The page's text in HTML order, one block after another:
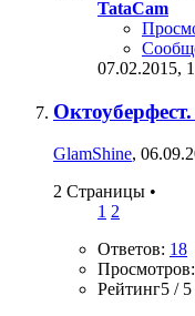
TataCam
07.02.2015,
GlamShine,
2 Страницы •
1 2
Ответов: 18
Рейтинг5 / 5